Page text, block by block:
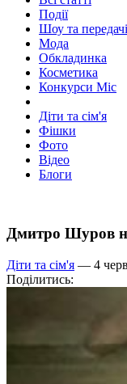
Події
Шоу та передачі
Мода
Обкладинка
Косметика
Конкурси Міс
Діти та сім'я
Фішки
Фото
Відео
Блоги
Дмитро Шуров
Діти та сім'я — 4
Поділитись: